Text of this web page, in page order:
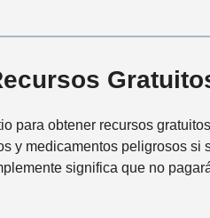
para obtener recursos
y medicamentos peligrosos
significa que no